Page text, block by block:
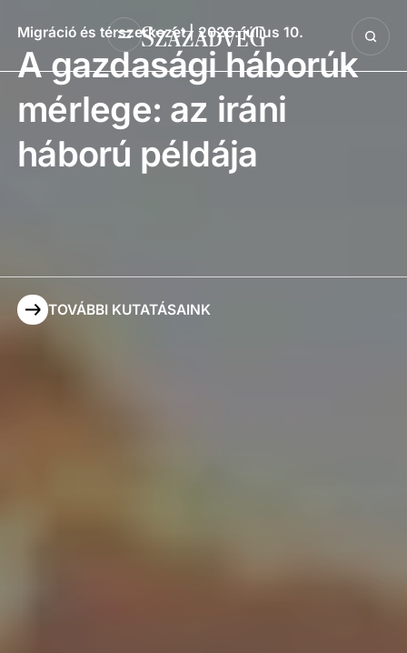
Migráció és térszerkezet| 2026. július 10.
A gazdasági háborúk
mérlege: az iráni
háború példája
TOVÁBBI KUTATÁSAINK